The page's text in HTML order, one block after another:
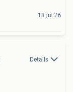
18 jul 26
Details